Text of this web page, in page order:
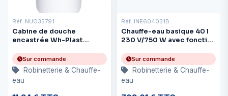
Réf: NUO35791
Cabine de douche
encastrée Wh-Plast
Sur commande
Robinetterie & Chauffe-
eau
Réf: INE604031B
Chauffe-eau basique 40 l
230 V/750 W avec fonction
Sur commande
Robinetterie & Chauffe-
eau